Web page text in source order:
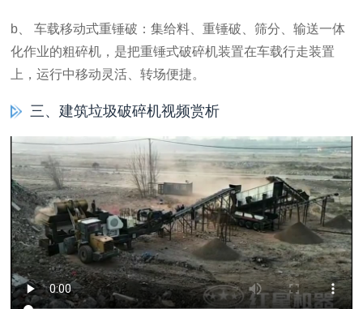
b、 车载移动式重锤破：集给料、重锤破、筛分、输送一体
化作业的粗碎机，是把重锤式破碎机装置在车载行走装置
上，运行中移动灵活、转场便捷。
三、建筑垃圾破碎机视频赏析